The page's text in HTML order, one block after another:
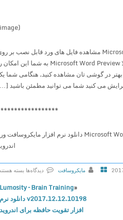
برنامه Microsoft Word Preview مشاهده فایل های ورد قابل نصب بر روی
تبلت های با سایز 7 اینچ به بالا Microsoft Word Preview به شما این امکان را
در گوشی تان مشاهده کنید. هنگامی شما یک
می کنید شما می توانید مطمئن باشید […]
******************
Microsoft Word v16.0.8827.2054 دانلود نرم افزار مایکروسافت ورد
اندروید
مایکروسافت
دیدگاه‌ها
ر
ا
ی
بسته هستند
Lumosity – Brain Training
v2017.12.12.10198 دانلود نرم
افزار تقویت حافظه برای اندروید